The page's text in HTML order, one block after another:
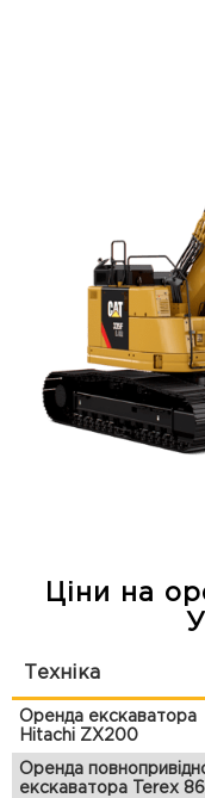
Ціни на
Техніка
Оренда екскаватора
Hitachi ZX200
Оренда
екскаватора Terex